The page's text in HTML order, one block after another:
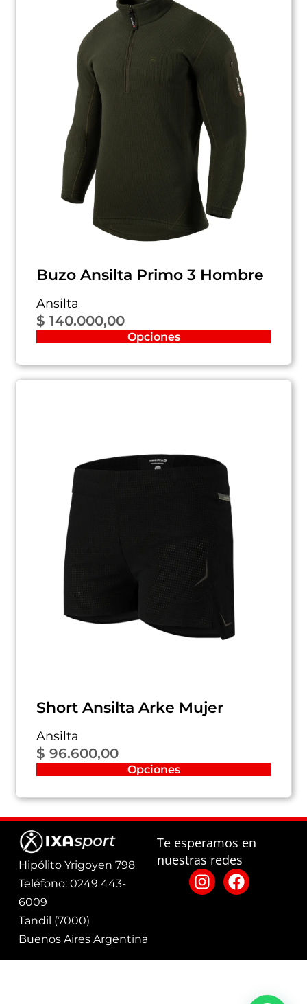
Buzo Ansilta Primo 3 Hombre
Ansilta
$ 140.000,00
Opciones
Short Ansilta Arke Mujer
Ansilta
$ 96.600,00
Opciones
Hipólito Yrigoyen 798
Teléfono: 0249 443-
6009
Tandil (7000)
Buenos Aires Argentina
Te esperamos en
nuestras redes